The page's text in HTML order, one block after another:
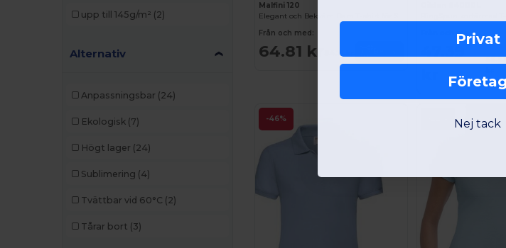
upp till 145g/m² (2)
Alternativ
Anpassningsbar (24)
Ekologisk (7)
Högt lager (24)
Sublimering (4)
Tvättbar vid 60°C (2)
Tårar bort (3)
Malfini 120
Från och med:
64.81 kr 84.15 kr
Från och med:
-46%
Privat
Företag
Nej tack